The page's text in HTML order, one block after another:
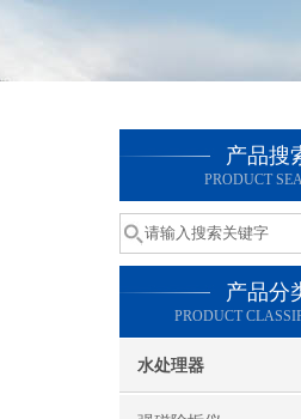
产品搜
PRODUCT
产品分
PRODUCT
水处理器